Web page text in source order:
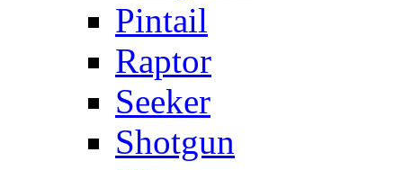
Pintail
Raptor
Seeker
Shotgun